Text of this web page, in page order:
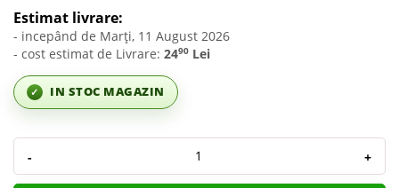
✓ IN STOC MAGAZIN
Estimat livrare:
- incepând de Marți, 11 August 2026
- cost estimat de Livrare: 2490 Lei
- +